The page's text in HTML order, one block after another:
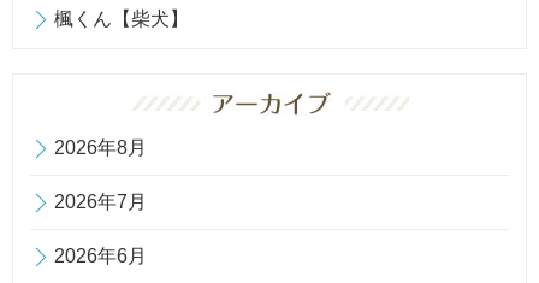
楓くん【柴犬】
2026年8月
2026年7月
2026年6月